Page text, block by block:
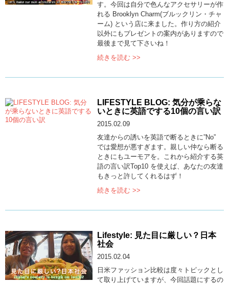
す。今回は自分で色んなアクセサリーが作
れる Brooklyn Charm(ブルックリン・チャ
ーム) という店に来ました。作り方の紹介
以外にもプレゼントの案内がありますので
最後まで見て下さいね！
続きを読む >>
LIFESTYLE BLOG: 気分が乘らな
いときに英語でする10個の言い訳
2015.02.09
友達からの誘いを英語で断るときに”No”
では愛想が悪すぎます。親しい仲なら断る
ときにもユーモアを。これから紹介する英
語の言い訳Top10 を使えば、あなたの友達
もきっと許してくれるはず！
続きを読む >>
Lifestyle: 見た目に厳しい？日本
社会
2015.02.04
日米ファッション比較は度々トピックとし
て取り上げていますが、今回話題にするの